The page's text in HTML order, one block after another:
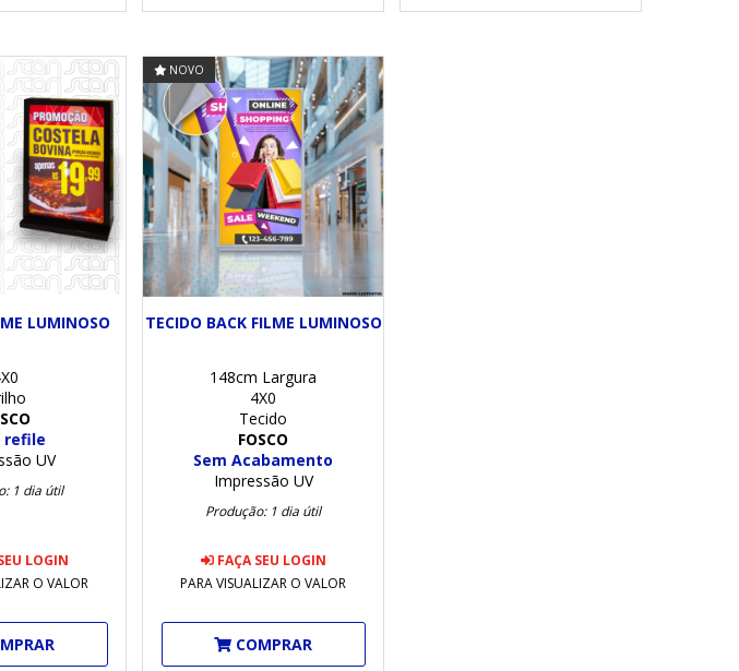
LUMINOSO
refile
UV
1 dia útil
LOGIN
O VALOR
NOVO
TECIDO BACK FILME LUMINOSO
148cm Largura
4X0
Tecido
FOSCO
Sem Acabamento
Impressão UV
Produção: 1 dia útil
FAÇA SEU LOGIN
PARA VISUALIZAR O VALOR
COMPRAR